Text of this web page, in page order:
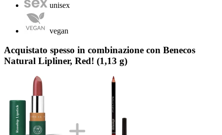
unisex
vegan
Acquistato spesso in combinazione con Benecos
Natural Lipliner, Red! (1,13 g)